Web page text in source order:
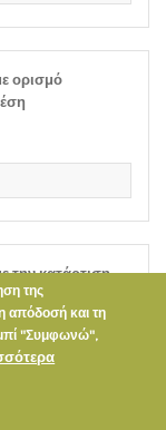
ορισμό
την κατάρτιση
της
απόδοσή και τη
"Συμφωνώ",